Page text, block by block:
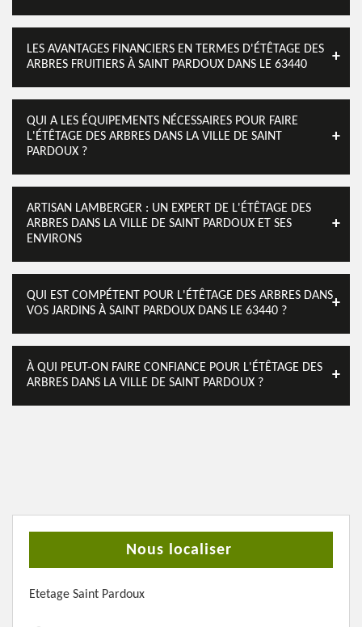
LES AVANTAGES FINANCIERS EN TERMES D'ÉTÊTAGE DES
ARBRES FRUITIERS À SAINT PARDOUX DANS LE 63440
QUI A LES ÉQUIPEMENTS NÉCESSAIRES POUR FAIRE
L'ÉTÊTAGE DES ARBRES DANS LA VILLE DE SAINT
PARDOUX ?
ARTISAN LAMBERGER : UN EXPERT DE L'ÉTÊTAGE DES
ARBRES DANS LA VILLE DE SAINT PARDOUX ET SES
ENVIRONS
QUI EST COMPÉTENT POUR L'ÉTÊTAGE DES ARBRES DANS
VOS JARDINS À SAINT PARDOUX DANS LE 63440 ?
À QUI PEUT-ON FAIRE CONFIANCE POUR L'ÉTÊTAGE DES
ARBRES DANS LA VILLE DE SAINT PARDOUX ?
Nous localiser
Etetage Saint Pardoux